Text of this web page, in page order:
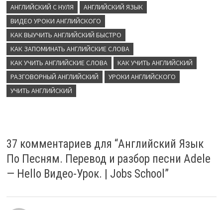
АНГЛИЙСКИЙ С НУЛЯ
АНГЛИЙСКИЙ ЯЗЫК
ВИДЕО УРОКИ АНГЛИЙСКОГО
КАК ВЫУЧИТЬ АНГЛИЙСКИЙ БЫСТРО
КАК ЗАПОМИНАТЬ АНГЛИЙСКИЕ СЛОВА
КАК УЧИТЬ АНГЛИЙСКИЕ СЛОВА
КАК УЧИТЬ АНГЛИЙСКИЙ
РАЗГОВОРНЫЙ АНГЛИЙСКИЙ
УРОКИ АНГЛИЙСКОГО
УЧИТЬ АНГЛИЙСКИЙ
37 комментариев для “Английский Язык
По Песням. Перевод и разбор песни Adele
— Hello Видео-Урок. | Jobs School ”